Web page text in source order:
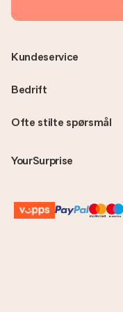
Ofte stilte spørsmål
YourSurprise
Kundeservice
Bedrift